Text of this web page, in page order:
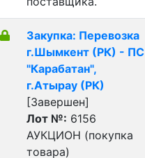
Закупка: Перевозка
г.Шымкент (РК) - ПС
"Карабатан",
г.Атырау (РК)
[Завершен]
Лот №: 6156
АУКЦИОН (покупка
товара)